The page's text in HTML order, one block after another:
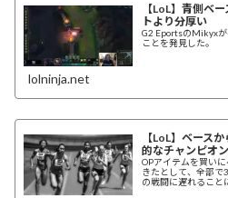
【LoL】青側ベ
トより分厚い
G2 EportsのMikyx
ことを発見した。
lolninja.net
【LoL】ベース
的なチャンピオ
OPアイテムを買い
きたとして、全部で
の戦闘に遅れること